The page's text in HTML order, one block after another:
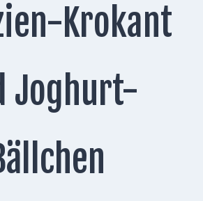
Krokant
Joghurt-